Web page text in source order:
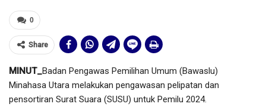
0
Share
MINUT_Badan Pengawas Pemilihan Umum (Bawaslu)
Minahasa Utara melakukan pengawasan pelipatan dan
pensortiran Surat Suara (SUSU) untuk Pemilu 2024.